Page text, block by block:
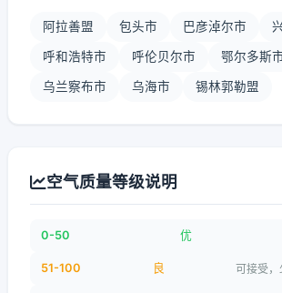
阿拉善盟 包头市 巴彦淖尔市
呼和浩特市 呼伦贝尔市 鄂尔多斯
乌兰察布市 乌海市 锡林郭勒盟
空气质量等级说明
0-50 优
51-100 良 可接受，